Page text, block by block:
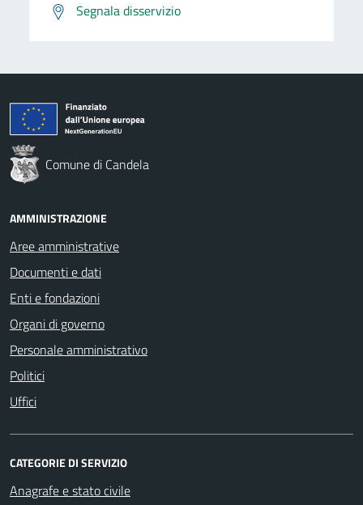
Segnala disservizio
Comune di Candela
AMMINISTRAZIONE
Aree amministrative
Documenti e dati
Enti e fondazioni
Organi di governo
Personale amministrativo
Politici
Uffici
CATEGORIE DI SERVIZIO
Anagrafe e stato civile